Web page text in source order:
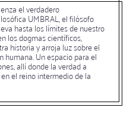
el verdadero
UMBRAL, el filósofo
hasta los límites de nuestro
los dogmas científicos,
historia y arroja luz sobre el
humana. Un espacio para el
allí donde la verdad a
el reino intermedio de la